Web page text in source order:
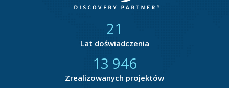
21
Lat doświadczenia
14 513
Zrealizowanych projektów